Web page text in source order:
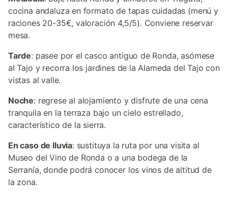
cocina andaluza en formato de tapas cuidadas (menú y
raciones 20-35€, valoración 4,5/5). Conviene reservar
mesa.
Tarde: pasee por el casco antiguo de Ronda, asómese
al Tajo y recorra los jardines de la Alameda del Tajo con
vistas al valle.
Noche: regrese al alojamiento y disfrute de una cena
tranquila en la terraza bajo un cielo estrellado,
característico de la sierra.
En caso de lluvia: sustituya la ruta por una visita al
Museo del Vino de Ronda o a una bodega de la
Serranía, donde podrá conocer los vinos de altitud de
la zona.